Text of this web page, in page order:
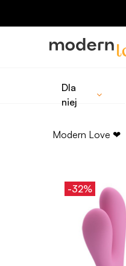
Dla
niej
Modern Love ❤
-32%